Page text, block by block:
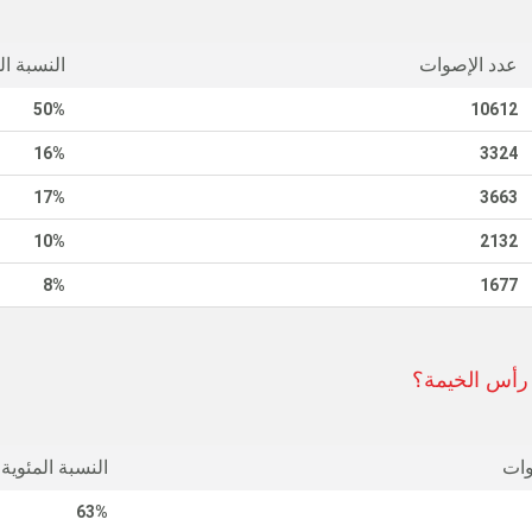
عدد الإصوات النسبة
10612
50%
3324
16%
3663
17%
2132
10%
1677
8%
رأس الخيمة؟
النسبة المئوية
63%